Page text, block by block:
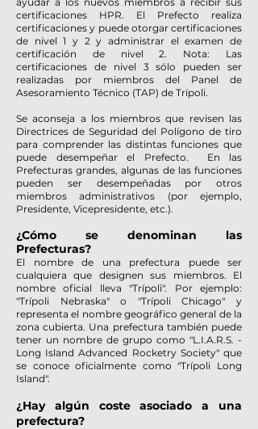
certificaciones HPR. El Prefecto realiza
certificaciones y puede otorgar certificaciones
de nivel 1 y 2 y administrar el examen de
certificación de nivel 2. Nota: Las
certificaciones de nivel 3 sólo pueden ser
realizadas por miembros del Panel de
Asesoramiento Técnico (TAP) de Trípoli.
Se aconseja a los miembros que revisen las
Directrices de Seguridad del Polígono de tiro
para comprender las distintas funciones que
puede desempeñar el Prefecto. En las
Prefecturas grandes, algunas de las funciones
pueden ser desempeñadas por otros
miembros administrativos (por ejemplo,
Presidente, Vicepresidente, etc.).
¿Cómo se denominan las
Prefecturas?
El nombre de una prefectura puede ser
cualquiera que designen sus miembros. El
nombre oficial lleva "Trípoli". Por ejemplo:
"Trípoli Nebraska" o "Trípoli Chicago" y
representa el nombre geográfico general de la
zona cubierta. Una prefectura también puede
tener un nombre de grupo como "L.I.A.R.S. -
Long Island Advanced Rocketry Society" que
se conoce oficialmente como "Trípoli Long
Island".
¿Hay algún coste asociado a una
prefectura?